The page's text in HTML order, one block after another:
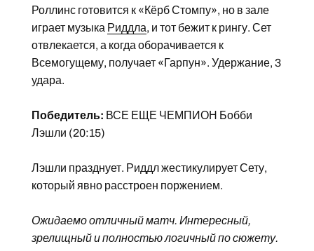
Роллинс готовится к «Кёрб Стомпу», но в зале
играет музыка Риддла, и тот бежит к рингу. Сет
отвлекается, а когда оборачивается к
Всемогущему, получает «Гарпун». Удержание, 3
удара.
Победитель: ВСЕ ЕЩЕ ЧЕМПИОН Бобби
Лэшли (20:15)
Лэшли празднует. Риддл жестикулирует Сету,
который явно расстроен поржением.
Ожидаемо отличный матч. Интересный,
зрелищный и полностью логичный по сюжету.